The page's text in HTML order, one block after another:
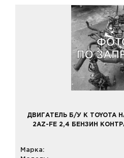
Allion 2 (2007 - наст.
Aqua Aristo
Auris (2006 - 2013)
Auris 2 (2012 - наст.
Avensis (1997 - 2003)
Avensis 3 (2008 - наст.
Brevis
Camry XV10 (1990 - 2001)
Camry XV30 (2001 - 2006)
Camry XV40 (2006 - 2012)
Celica (1999 - 2006)
ДВИГАТЕЛЬ Б/У К TOYOTA
2AZ-FE 2,4 БЕНЗИН
Марка: